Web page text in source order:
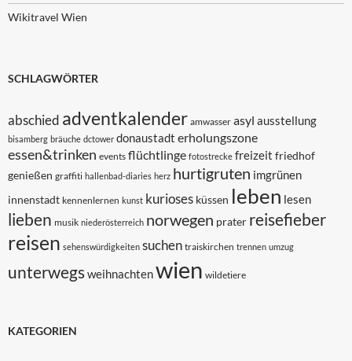
Wikitravel Wien
SCHLAGWÖRTER
abschied adventkalender amwasser asyl ausstellung
bisamberg bräuche dctower donaustadt erholungszone
essen&trinken events flüchtlinge fotostrecke freizeit friedhof
genießen graffiti hallenbad-diaries herz hurtigruten imgrünen
innenstadt kennenlernen kunst kurioses küssen leben lesen
lieben musik niederösterreich norwegen prater reisefieber
reisen sehenswürdigkeiten suchen traiskirchen trennen umzug
unterwegsweihnachtenwien wildetiere
KATEGORIEN